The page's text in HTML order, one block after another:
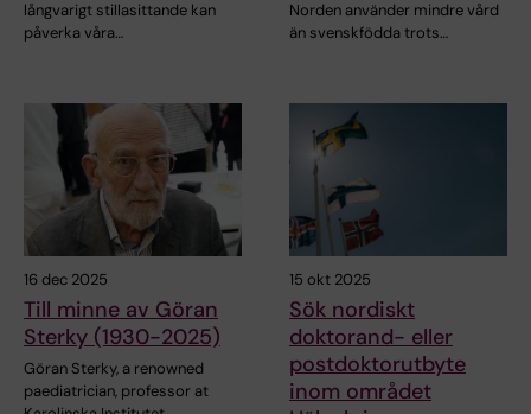
långvarigt stillasittande kan
påverka våra…
Norden använder mindre vård
än svenskfödda trots…
16 dec 2025
Till minne av Göran
Sterky (1930-2025)
Göran Sterky, a renowned
paediatrician, professor at
15 okt 2025
Sök nordiskt
doktorand- eller
postdoktorutbyte
inom området